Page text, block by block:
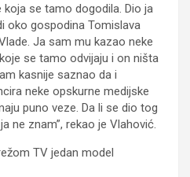
se tamo dogodila. Dio ja
oko gospodina Tomislava
Ja sam mu kazao neke
se tamo odvijaju i on ništa
kasnije saznao da i
neke opskurne medijske
puno veze. Da li se dio tog
ne znam”, rekao je Vlahović.
TV jedan model